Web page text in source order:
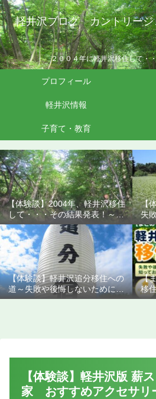
軽井沢ブログ カントリージ
２００４年に軽井沢移住して・
プロフィール
軽井沢情報
子育て・教育
【体験談】2004年、軽井沢移住
して・・・その結果発表！～失
敗や後悔しないために知ってお
きたいこと
【
失
【体験談】軽井沢追分移住への
道～失敗や後悔しないために知
っておきたいこと
【
移
【体験談】軽井沢版 薪
家 おすすめアクセサリ